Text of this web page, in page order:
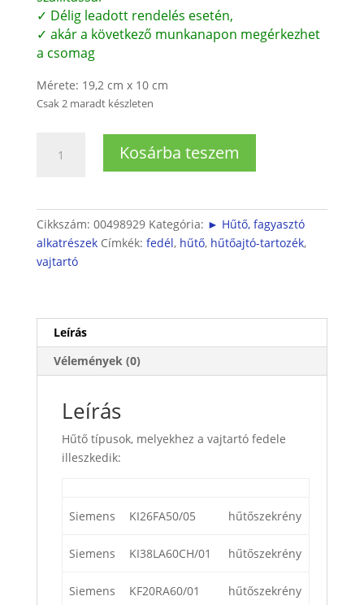
✓ Délig leadott rendelés esetén,
✓ akár a következő munkanapon megérkezhet
a csomag
Mérete: 19,2 cm x 10 cm
Csak 2 maradt készleten
vajtartó
mennyiség
Kosárba teszem
Cikkszám: 00498929 Kategória: ► Hűtő, fagyasztó
alkatrészek Címkék: fedél, hűtő, hűtőajtó-tartozék,
vajtartó
Leírás
Vélemények (0)
Leírás
Hűtő típusok, melyekhez a vajtartó fedele
illeszkedik:
Siemens KI26FA50/05 hűtőszekrény
Siemens KI38LA60CH/01 hűtőszekrény
Siemens KF20RA60/01 hűtőszekrény